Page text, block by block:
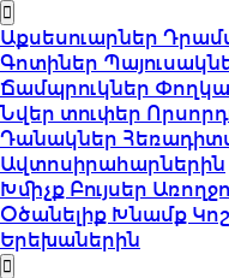
Աքսեսուարներ
Գոտիներ
Ճամպրուկներ
Նվեր տուփեր
Դանակներ
Ավտոսիրահարներին
Խմիչք Բույսեր
Օծանելիք Խնամք
Երեխաներին